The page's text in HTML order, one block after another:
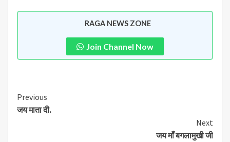
RAGA NEWS ZONE
Join Channel Now
Previous
जय माता दी.
Next
जय माँ बगलामुखी जी